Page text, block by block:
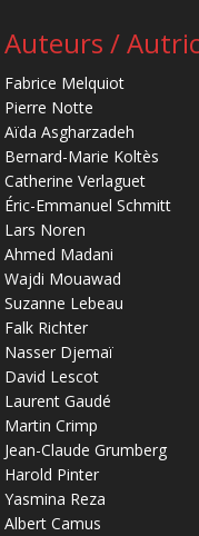
Auteurs /
Fabrice Melquiot
Pierre Notte
Aïda Asgharzadeh
Bernard-Marie Koltès
Catherine Verlaguet
Éric-Emmanuel Schmitt
Lars Noren
Ahmed Madani
Wajdi Mouawad
Suzanne Lebeau
Falk Richter
Nasser Djemaï
David Lescot
Laurent Gaudé
Martin Crimp
Jean-Claude Grumberg
Harold Pinter
Yasmina Reza
Albert Camus